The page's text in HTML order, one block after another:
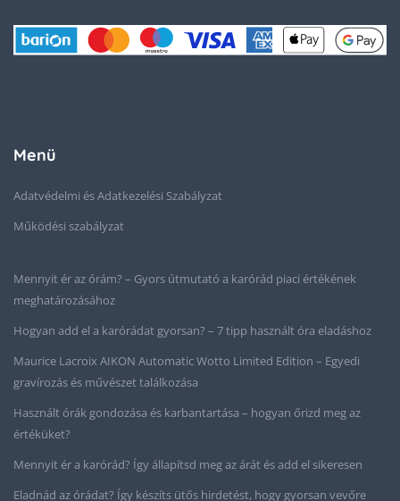
Menü
Adatvédelmi és Adatkezelési Szabályzat
Működési szabályzat
Mennyit ér az órám? – Gyors útmutató a karórád piaci értékének
meghatározásához
Hogyan add el a karórádat gyorsan? – 7 tipp használt óra eladáshoz
Maurice Lacroix AIKON Automatic Wotto Limited Edition – Egyedi
gravírozás és művészet találkozása
Használt órák gondozása és karbantartása – hogyan őrizd meg az
értéküket?
Mennyit ér a karórád? Így állapítsd meg az árát és add el sikeresen
Eladnád az órádat? Így készíts ütős hirdetést, hogy gyorsan vevőre